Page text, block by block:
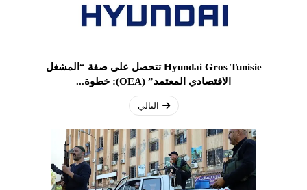
Hyundai Gros Tunisie تتحصل على صفة “المشغل
الاقتصادي المعتمد” (OEA): خطوة...
التالي